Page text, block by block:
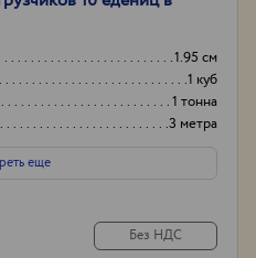
1.95 см
1 куб
1 тонна
3 метра
еще
Без НДС